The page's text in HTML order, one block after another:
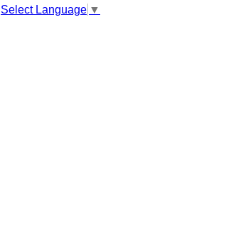
Select Language ▼